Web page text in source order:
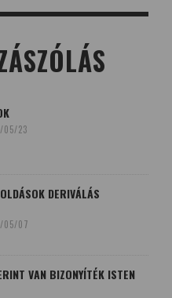
05/23
DERIVÁLÁS
05/07
VAN BIZONYÍTÉK ISTEN